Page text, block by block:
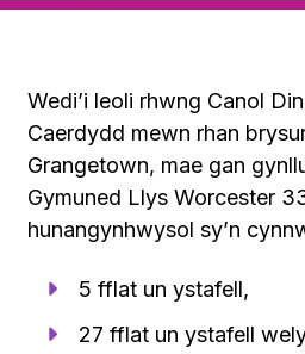
Wedi’i leoli rhwng Canol
Caerdydd mewn rhan
Grangetown, mae gan
Gymuned Llys Worcester
hunangynhwysol sy’n
5 fflat un ystafell,
27 fflat un ystafell